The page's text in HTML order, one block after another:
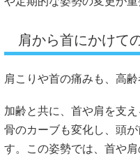
肩から首にかけて
肩こりや首の痛みも、高
加齢と共に、首や肩を支
骨のカーブも変化し、頭
す。この姿勢では、首や